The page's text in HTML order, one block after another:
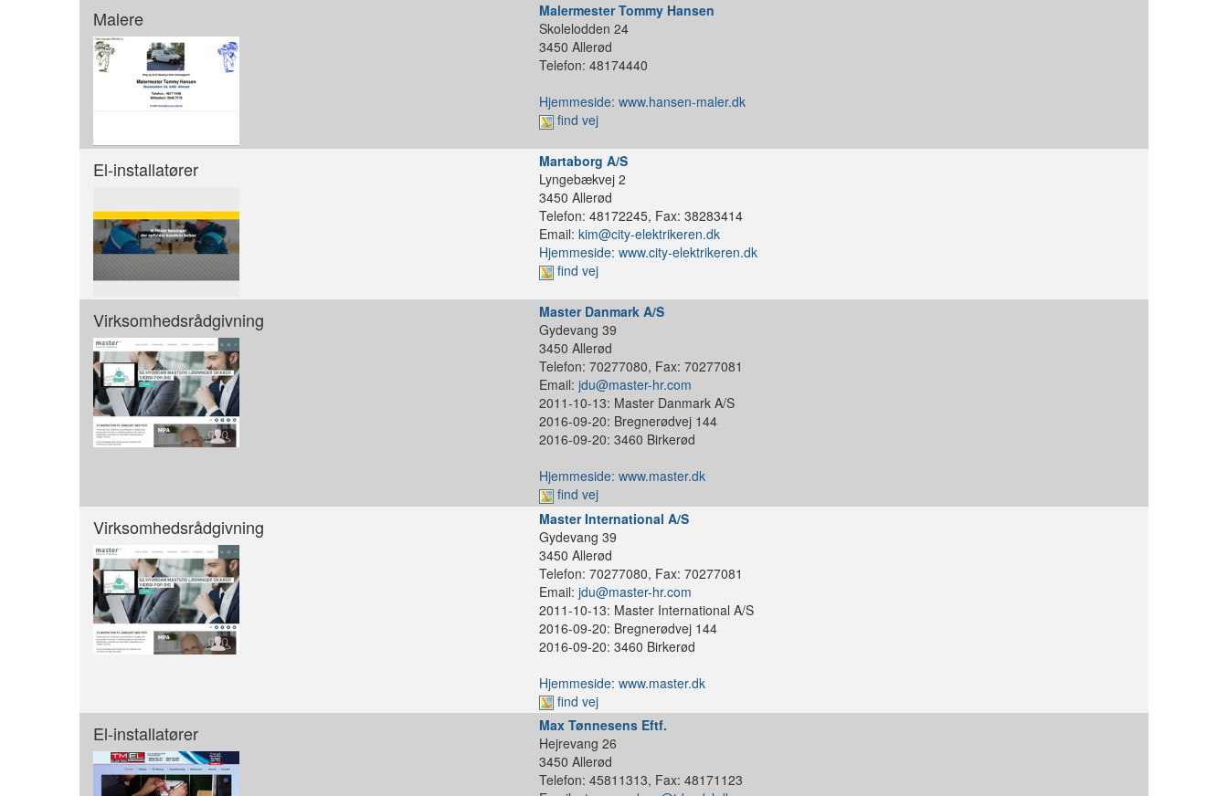
Malere
Malermester Tommy Hansen
Skolelodden 24
3450 Allerød
Telefon: 48174440
Hjemmeside: www.hansen-maler.dk
find vej
El-installatører
Martaborg A/S
Lyngebækvej 2
3450 Allerød
Telefon: 48172245, Fax: 38283414
Email: kim@city-elektrikeren.dk
Hjemmeside: www.city-elektrikeren.dk
find vej
Virksomhedsrådgivning
Master Danmark A/S
Gydevang 39
3450 Allerød
Telefon: 70277080, Fax: 70277081
Email: jdu@master-hr.com
2011-10-13: Master Danmark A/S
2016-09-20: Bregnerødvej 144
2016-09-20: 3460 Birkerød
Hjemmeside: www.master.dk
find vej
Virksomhedsrådgivning
Master International A/S
Gydevang 39
3450 Allerød
Telefon: 70277080, Fax: 70277081
Email: jdu@master-hr.com
2011-10-13: Master International A/S
2016-09-20: Bregnerødvej 144
2016-09-20: 3460 Birkerød
Hjemmeside: www.master.dk
find vej
El-installatører
Max Tønnesens Eftf.
Hejrevang 26
3450 Allerød
Telefon: 45811313, Fax: 48171123